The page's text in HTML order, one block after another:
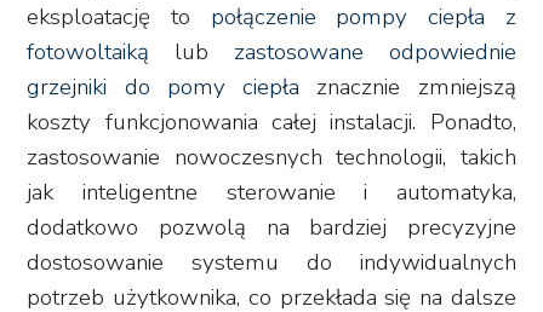
eksploatację to połączenie pompy ciepła z
fotowoltaiką lub zastosowane odpowiednie
grzejniki do pomy ciepła znacznie zmniejszą
koszty funkcjonowania całej instalacji. Ponadto,
zastosowanie nowoczesnych technologii, takich
jak inteligentne sterowanie i automatyka,
dodatkowo pozwolą na bardziej precyzyjne
dostosowanie systemu do indywidualnych
potrzeb użytkownika, co przekłada się na dalsze